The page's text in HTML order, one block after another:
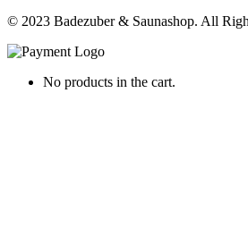
© 2023 Badezuber & Saunashop. All
No products in the cart.